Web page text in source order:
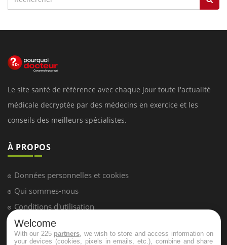
Le site santé de référence avec chaque jour toute l'actualité
médicale decryptée par des médecins en exercice et les
conseils des meilleurs spécialistes.
À PROPOS
Données personnelles et cookies
Qui sommes-nous
Conditions d'utilisation
Plan du site
Mentions Légales
Welcome
With our 225 partners , we wish to store and access information on
your devices (cookies, pixels in emails, etc.), combine and share